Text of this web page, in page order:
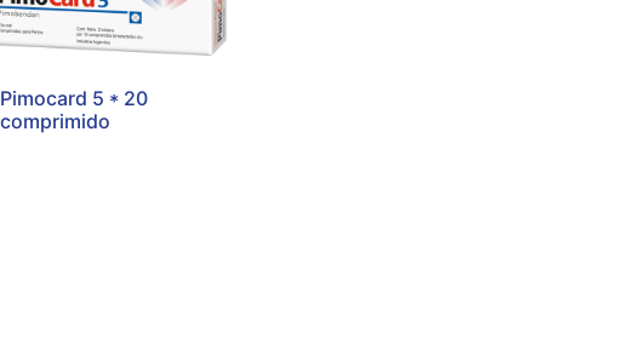
Pimocard 5 * 20
comprimido